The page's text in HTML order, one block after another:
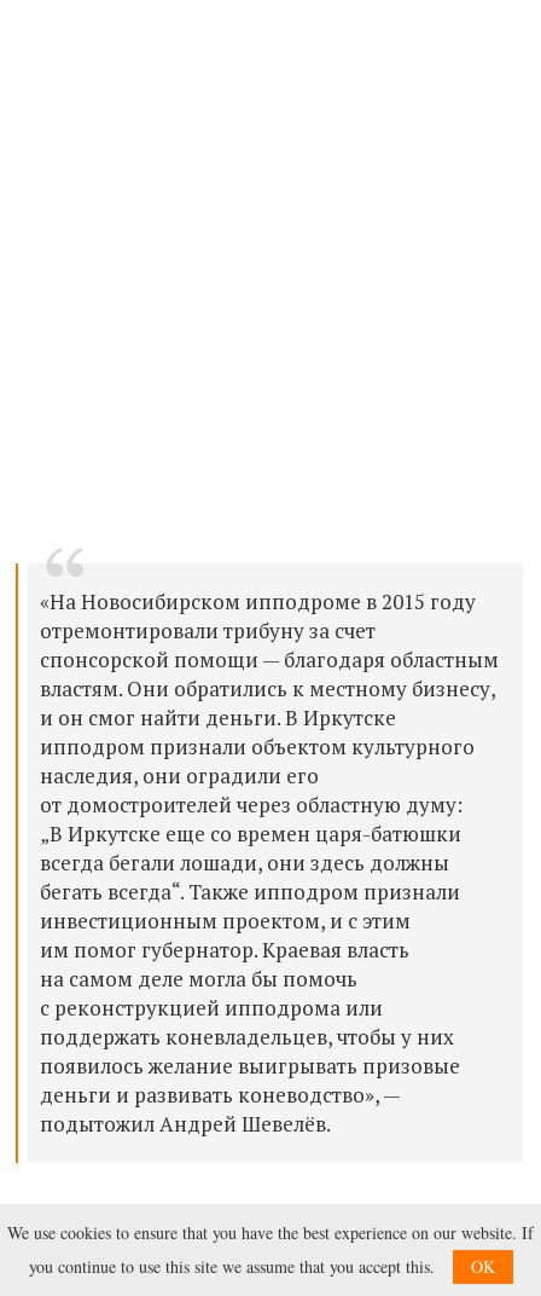
«На Новосибирском ипподроме в 2015 году
отремонтировали трибуну за счет
спонсорской помощи — благодаря областным
властям. Они обратились к местному бизнесу,
и он смог найти деньги. В Иркутске
ипподром признали объектом культурного
наследия, они оградили его
от домостроителей через областную думу:
„В Иркутске еще со времен царя-батюшки
всегда бегали лошади, они здесь должны
бегать всегда“. Также ипподром признали
инвестиционным проектом, и с этим
им помог губернатор. Краевая власть
на самом деле могла бы помочь
с реконструкцией ипподрома или
поддержать коневладельцев, чтобы у них
появилось желание выигрывать призовые
деньги и развивать коневодство», —
подытожил Андрей Шевелёв.
стать бизнес — спонсоры смогли бы помочь
с реконструкцией и «войти в историю», поскольку
We use cookies to ensure that you have the best experience on our website. If
you continue to use this site we assume that you accept this.
OK